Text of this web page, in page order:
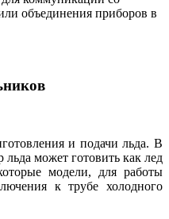
объединения приборов в
и подачи льда. В
льда может готовить как лед
модели, для работы
к трубе холодного